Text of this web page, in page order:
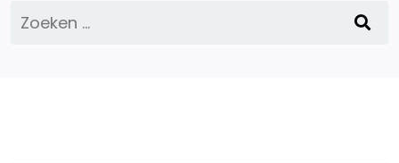
Zoeken
naar: